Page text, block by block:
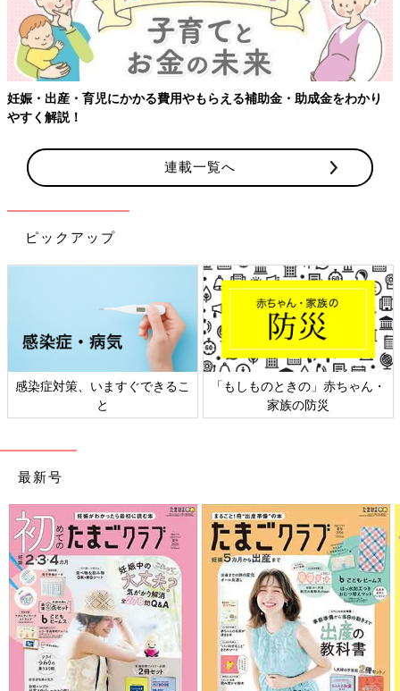
妊娠・出産・育児にかかる費用やもらえる補助金・助成金をわかり
やすく解説！
連載一覧へ
ピックアップ
感染症対策、いますぐできるこ
と
「もしものときの」赤ちゃん・
家族の防災
最新号